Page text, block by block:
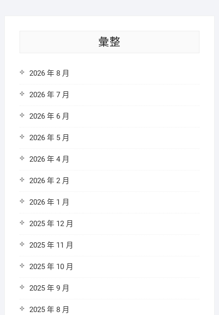
彙整
2026 年 8 月
2026 年 7 月
2026 年 6 月
2026 年 5 月
2026 年 4 月
2026 年 2 月
2026 年 1 月
2025 年 12 月
2025 年 11 月
2025 年 10 月
2025 年 9 月
2025 年 8 月